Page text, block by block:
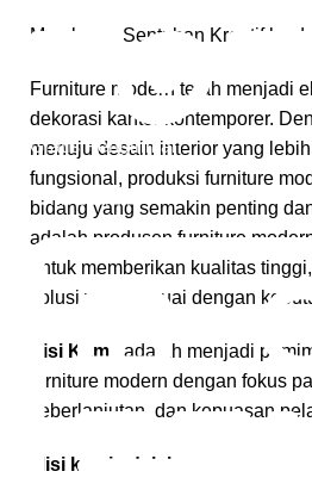
Membawa Sentuhan Kreatif ke
Furniture modern telah menjadi
dekorasi kantor kontemporer.
menuju desain interior yang
fungsional, produksi furniture
bidang yang semakin penting
adalah produsen furniture
untuk memberikan kualitas
solusi yang sesuai dengan
Visi Kami
adalah menjadi
furniture modern dengan fokus
keberlanjutan, dan kepuasan
Misi kami adalah:
Gratis Pengiriman
*Snk Berlaku